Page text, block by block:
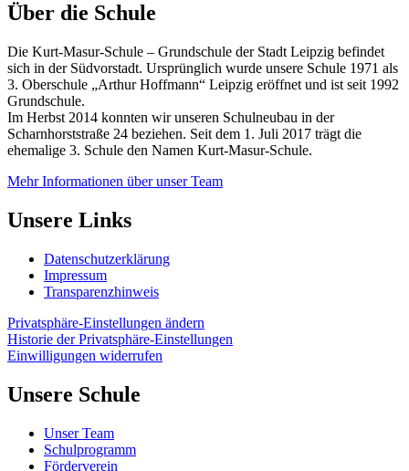
Über die Schule
Die Kurt-Masur-Schule – Grundschule der Stadt Leipzig befindet
sich in der Südvorstadt. Ursprünglich wurde unsere Schule 1971 als
3. Oberschule „Arthur Hoffmann“ Leipzig eröffnet und ist seit 1992
Grundschule.
Im Herbst 2014 konnten wir unseren Schulneubau in der
Scharnhorststraße 24 beziehen. Seit dem 1. Juli 2017 trägt die
ehemalige 3. Schule den Namen Kurt-Masur-Schule.
Mehr Informationen über unser Team
Unsere Links
Datenschutzerklärung
Impressum
Transparenzhinweis
Privatsphäre-Einstellungen ändern
Historie der Privatsphäre-Einstellungen
Einwilligungen widerrufen
Unsere Schule
Unser Team
Schulprogramm
Förderverein